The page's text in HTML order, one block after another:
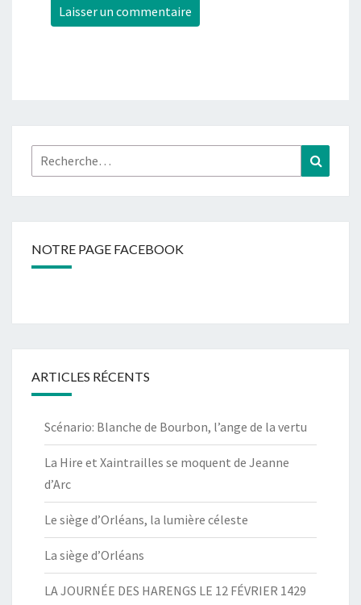
Rechercher :
NOTRE PAGE FACEBOOK
ARTICLES RÉCENTS
Scénario: Blanche de Bourbon, l’ange de la vertu
La Hire et Xaintrailles se moquent de Jeanne
d’Arc
Le siège d’Orléans, la lumière céleste
La siège d’Orléans
LA JOURNÉE DES HARENGS LE 12 FÉVRIER 1429